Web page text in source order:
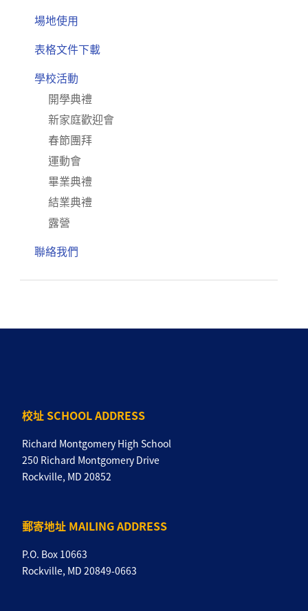
場地使用
表格文件下載
學校活動
開學典禮
新家庭歡迎會
春節團拜
運動會
畢業典禮
結業典禮
露營
聯絡我們
校址 SCHOOL ADDRESS
Richard Montgomery High School
250 Richard Montgomery Drive
Rockville, MD 20852
郵寄地址 MAILING ADDRESS
P.O. Box 10663
Rockville, MD 20849-0663